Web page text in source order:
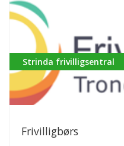
Strinda frivilligsentral
Frivilligbørs